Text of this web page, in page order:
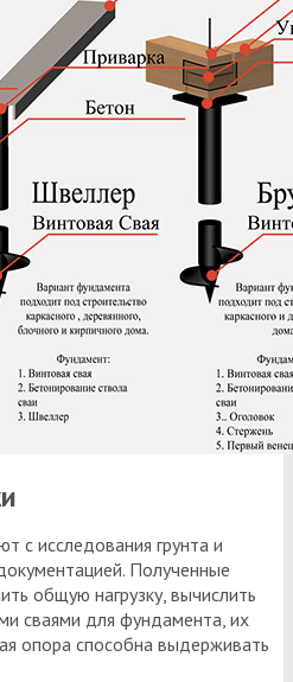
с исследования грунта и
Полученные
общую нагрузку, вычислить
сваями для фундамента, их
опора способна выдерживать